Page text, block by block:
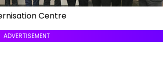
Centre
ADVERTISEMENT